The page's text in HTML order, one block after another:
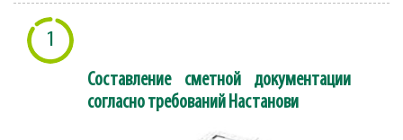
1
Составление сметной документации
согласно требований Настанови